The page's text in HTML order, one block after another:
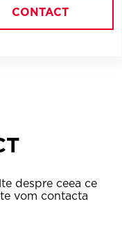
CONTACT
despre ceea ce
vom contacta